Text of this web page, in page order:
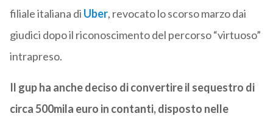
filiale italiana di Uber, revocato lo scorso marzo dai
giudici dopo il riconoscimento del percorso “virtuoso”
intrapreso.
Il gup ha anche deciso di convertire il sequestro di
circa 500mila euro in contanti, disposto nelle